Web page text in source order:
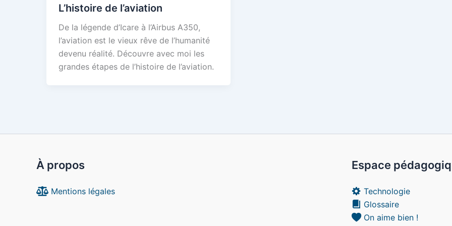
L’histoire de l’aviation
De la légende d’Icare à l’Airbus A350,
l’aviation est le vieux rêve de l’humanité
devenu réalité. Découvre avec moi les
grandes étapes de l’histoire de l’aviation.
À propos
Mentions légales
Espace
Technologie
Glossaire
On aime bien !